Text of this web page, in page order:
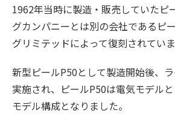
1962年当時に製造・販売していたピ
グカンパニーとは別の会社であるピ
グリミテッドによって復刻されていま
新型ピールP50として製造開始後、
実施され、ピールP50は電気モデル
モデル構成となりました。